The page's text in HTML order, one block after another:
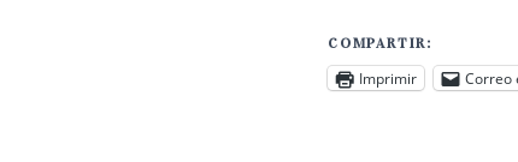
COMPARTIR:
Imprimir Correo